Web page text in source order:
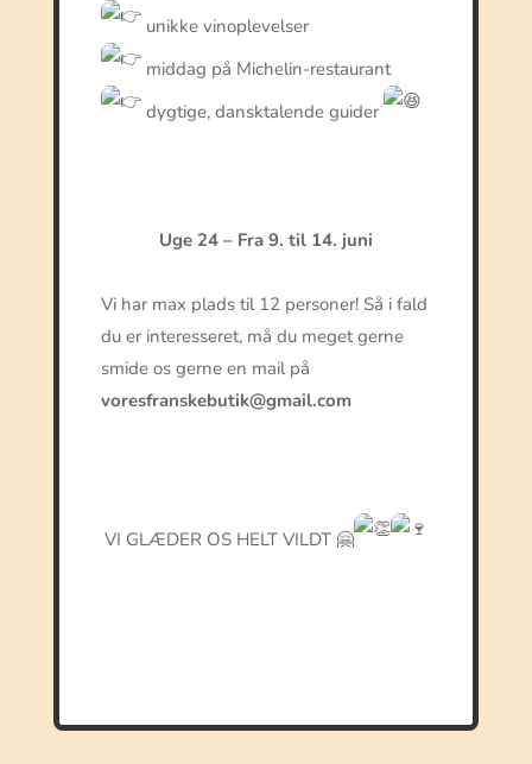
unikke vinoplevelser
middag på Michelin-restaurant
dygtige, dansktalende guider
Uge 24 – Fra 9. til 14. juni
Vi har max plads til 12 personer! Så i fald
du er interesseret, må du meget gerne
smide os gerne en mail på
voresfranskebutik@gmail.com
VI GLÆDER OS HELT VILDT 🤗